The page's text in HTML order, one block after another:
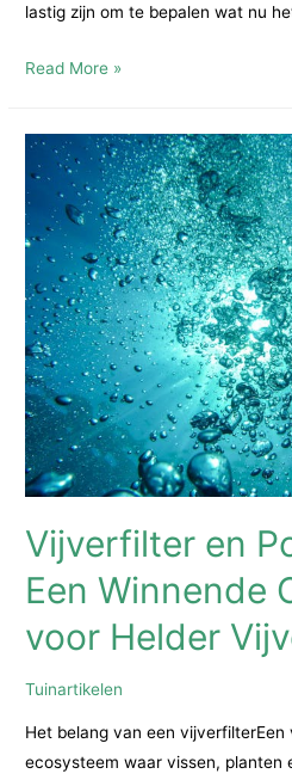
lastig zijn om te bepalen wat nu
Beste
Voordelen
en
Aandachtspunten
van
Graanvrij
Hondenvoer
Read More »
Vijverfilter en
Een Winnende
voor Helder
Tuinartikelen
Het belang van een vijverfilterEen
ecosysteem waar vissen, planten